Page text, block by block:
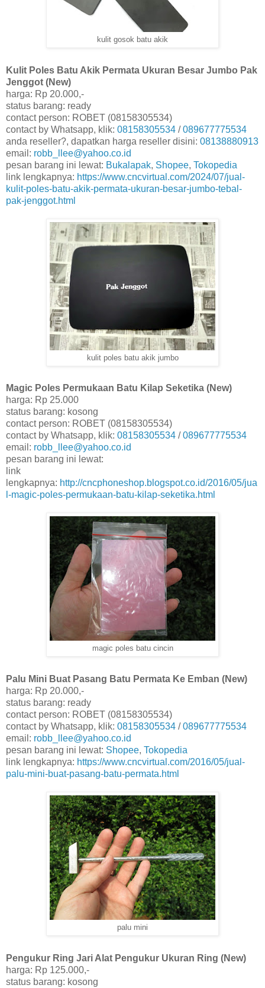
kulit gosok batu akik
Kulit Poles Batu Akik Permata Ukuran Besar Jumbo Pak
Jenggot (New)
harga: Rp 20.000,-
status barang: ready
contact person: ROBET (08158305534)
contact by Whatsapp, klik: 08158305534 /089677775534
anda reseller?, dapatkan harga reseller disini: 08138880913
email: robb_llee@yahoo.co.id
pesan barang ini lewat: Bukalapak, Shopee, Tokopedia
link lengkapnya: https://www.cncvirtual.com/2024/07/jual-
kulit-poles-batu-akik-permata-ukuran-besar-jumbo-tebal-
pak-jenggot.html
kulit poles batu akik jumbo
Magic Poles Permukaan Batu Kilap Seketika (New)
harga: Rp 25.000
status barang: kosong
contact person: ROBET (08158305534)
contact by Whatsapp, klik: 08158305534 /089677775534
email: robb_llee@yahoo.co.id
pesan barang ini lewat:
link
lengkapnya: http://cncphoneshop.blogspot.co.id/2016/05/jua
l-magic-poles-permukaan-batu-kilap-seketika.html
magic poles batu cincin
Palu Mini Buat Pasang Batu Permata Ke Emban (New)
harga: Rp 20.000,-
status barang: ready
contact person: ROBET (08158305534)
contact by Whatsapp, klik: 08158305534 /089677775534
email: robb_llee@yahoo.co.id
pesan barang ini lewat: Shopee, Tokopedia
link lengkapnya: https://www.cncvirtual.com/2016/05/jual-
palu-mini-buat-pasang-batu-permata.html
palu mini
Pengukur Ring Jari Alat Pengukur Ukuran Ring (New)
harga: Rp 125.000,-
status barang: kosong